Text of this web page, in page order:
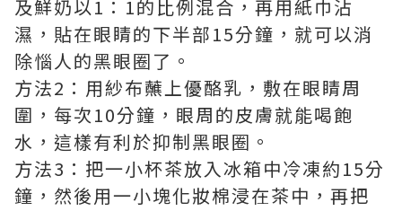
及鮮奶以1：1的比例混合，再用紙巾沾
濕，貼在眼睛的下半部15分鐘，就可以消
除惱人的黑眼圈了。
方法2：用紗布蘸上優酪乳，敷在眼睛周
圍，每次10分鐘，眼周的皮膚就能喝飽
水，這樣有利於抑制黑眼圈。
方法3：把一小杯茶放入冰箱中冷凍約15分
鐘，然後用一小塊化妝棉浸在茶中，再把